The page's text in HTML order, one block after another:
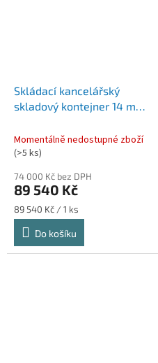
Skládací kancelářský
skladový kontejner 14 m²
Momentálně nedostupné zboží
(>5 ks)
74 000 Kč bez DPH
89 540 Kč
Měrná
cena:
89 540 Kč / 1 ks
Do košíku